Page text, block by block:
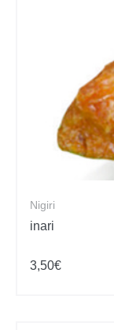
Nigiri
inari
3,50€